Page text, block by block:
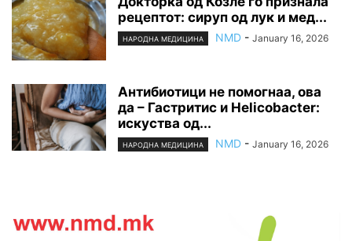
рецептот: сируп од лук и мед...
НАРОДНА МЕДИЦИНА NMD - January 16, 2026
Антибиотици не помогнаа, ова
да – Гастритис и Helicobacter:
искуства од...
НАРОДНА МЕДИЦИНА NMD - January 16, 2026